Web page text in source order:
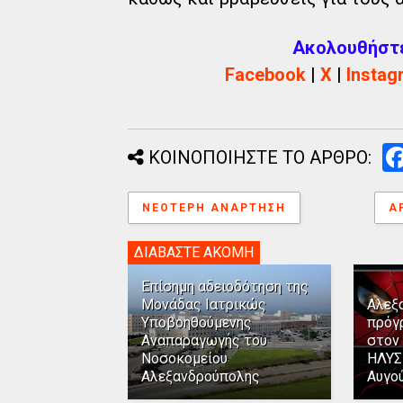
Facebook| X|
ΚΟΙΝΟΠΟΙΗΣΤΕ ΤΟ ΑΡΘΡΟ:
ΝΕΌΤΕΡΗ ΑΝΆΡΤΗΣΗ
ΔΙΑΒΑΣΤΕ ΑΚΟΜΗ
Επίσημη αδειοδότηση της
Μονάδας Ιατρικώς
Υποβοηθούμενης
Αναπαραγωγής του
Νοσοκομείου
Αλεξανδρούπολης
στον